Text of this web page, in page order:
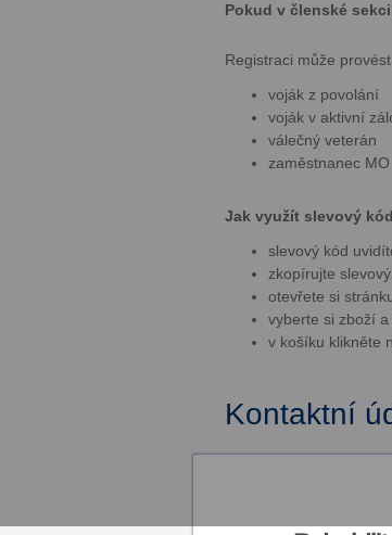
Pokud v členské
Registraci může
voják z povolání
voják v aktivní
válečný veterán
zaměstnanec MO
Jak využít slevový
slevový kód
zkopírujte
otevřete si
vyberte si zboží
v košíku klikněte
Kontaktní